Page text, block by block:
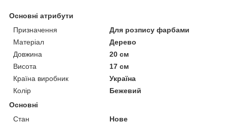
Основні атрибути
Призначення
Для розпису фарбами
Матеріал
Дерево
Довжина
20 см
Висота
17 см
Країна виробник
Україна
Колір
Бежевий
Основні
Стан
Нове